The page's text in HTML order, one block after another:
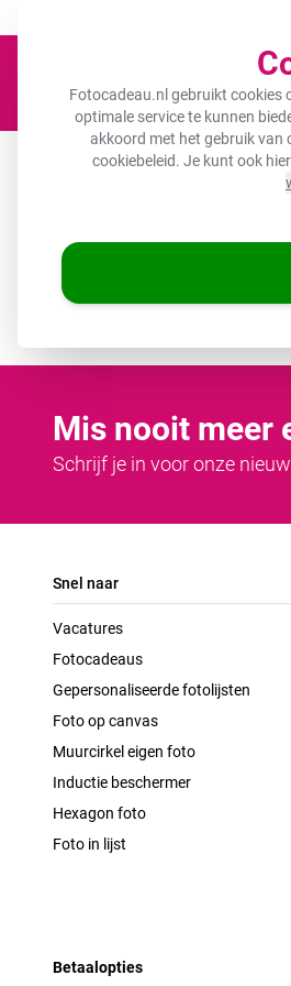
Fotocadeau.nl gebruikt cookies
optimale service te kunnen
akkoord met het gebruik van
cookiebeleid. Je kunt ook
Canvas Inductiebeschermer
Fotocadeau.nl
Mis nooit meer
Schrijf je in voor onze
Snel naar
Vacatures
Fotocadeaus
Gepersonaliseerde fotolijsten
Foto op canvas
Muurcirkel eigen foto
Inductie beschermer
Hexagon foto
Foto in lijst
Betaalopties